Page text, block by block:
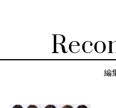
編